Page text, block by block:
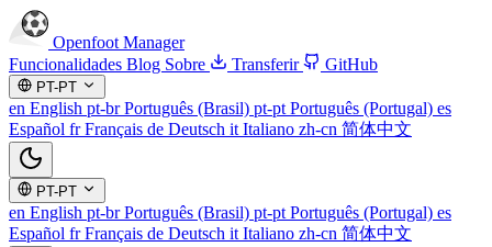
Openfoot Manager
Funcionalidades Blog Sobre Transferir GitHub
PT-PT
en English pt-brPortuguês (Brasil) pt-pt Português (Portugal) es
Español frFrançais de Deutsch it Italiano zh-cn 简体中文
PT-PT
en English pt-brPortuguês (Brasil) pt-pt Português (Portugal) es
Español frFrançais de Deutsch it Italiano zh-cn 简体中文